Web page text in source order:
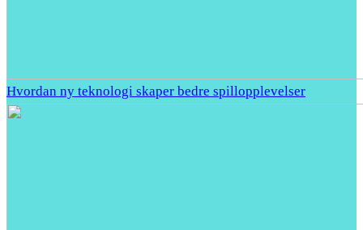
Hvordan ny teknologi skaper bedre spillopplevelser